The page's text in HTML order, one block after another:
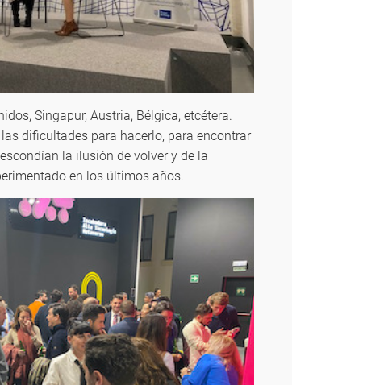
Singapur, Austria, Bélgica, etcétera.
dificultades para hacerlo, para encontrar
la ilusión de volver y de la
en los últimos años.